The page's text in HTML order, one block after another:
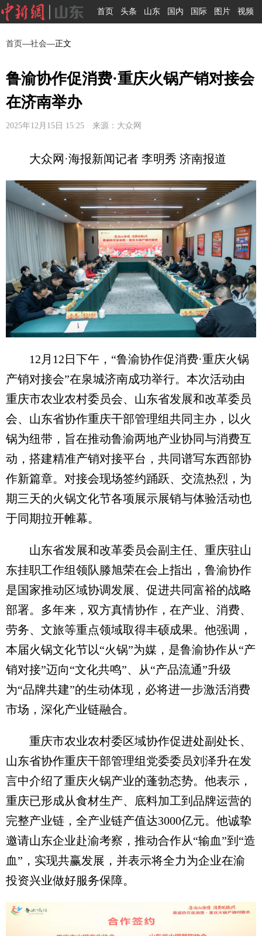
首页 头条 山东 国内 国际 图片 视频
首页—社会—正文
鲁渝协作促消费·重庆火锅产销对接会
在济南举办
2025年12月15日 15:25 来源：大众网
大众网·海报新闻记者 李明秀 济南报道
12月12日下午，“鲁渝协作促消费·重庆火锅
产销对接会”在泉城济南成功举行。本次活动由
重庆市农业农村委员会、山东省发展和改革委员
会、山东省协作重庆干部管理组共同主办，以火
锅为纽带，旨在推动鲁渝两地产业协同与消费互
动，搭建精准产销对接平台，共同谱写东西部协
作新篇章。对接会现场签约踊跃、交流热烈，为
期三天的火锅文化节各项展示展销与体验活动也
于同期拉开帷幕。
山东省发展和改革委员会副主任、重庆驻山
东挂职工作组领队滕旭荣在会上指出，鲁渝协作
是国家推动区域协调发展、促进共同富裕的战略
部署。多年来，双方真情协作，在产业、消费、
劳务、文旅等重点领域取得丰硕成果。他强调，
本届火锅文化节以“火锅”为媒，是鲁渝协作从“产
销对接”迈向“文化共鸣”、从“产品流通”升级
为“品牌共建”的生动体现，必将进一步激活消费
市场，深化产业链融合。
重庆市农业农村委区域协作促进处副处长、
山东省协作重庆干部管理组党委委员刘泽升在发
言中介绍了重庆火锅产业的蓬勃态势。他表示，
重庆已形成从食材生产、底料加工到品牌运营的
完整产业链，全产业链产值达3000亿元。他诚挚
邀请山东企业赴渝考察，推动合作从“输血”到“造
血”，实现共赢发展，并表示将全力为企业在渝
投资兴业做好服务保障。